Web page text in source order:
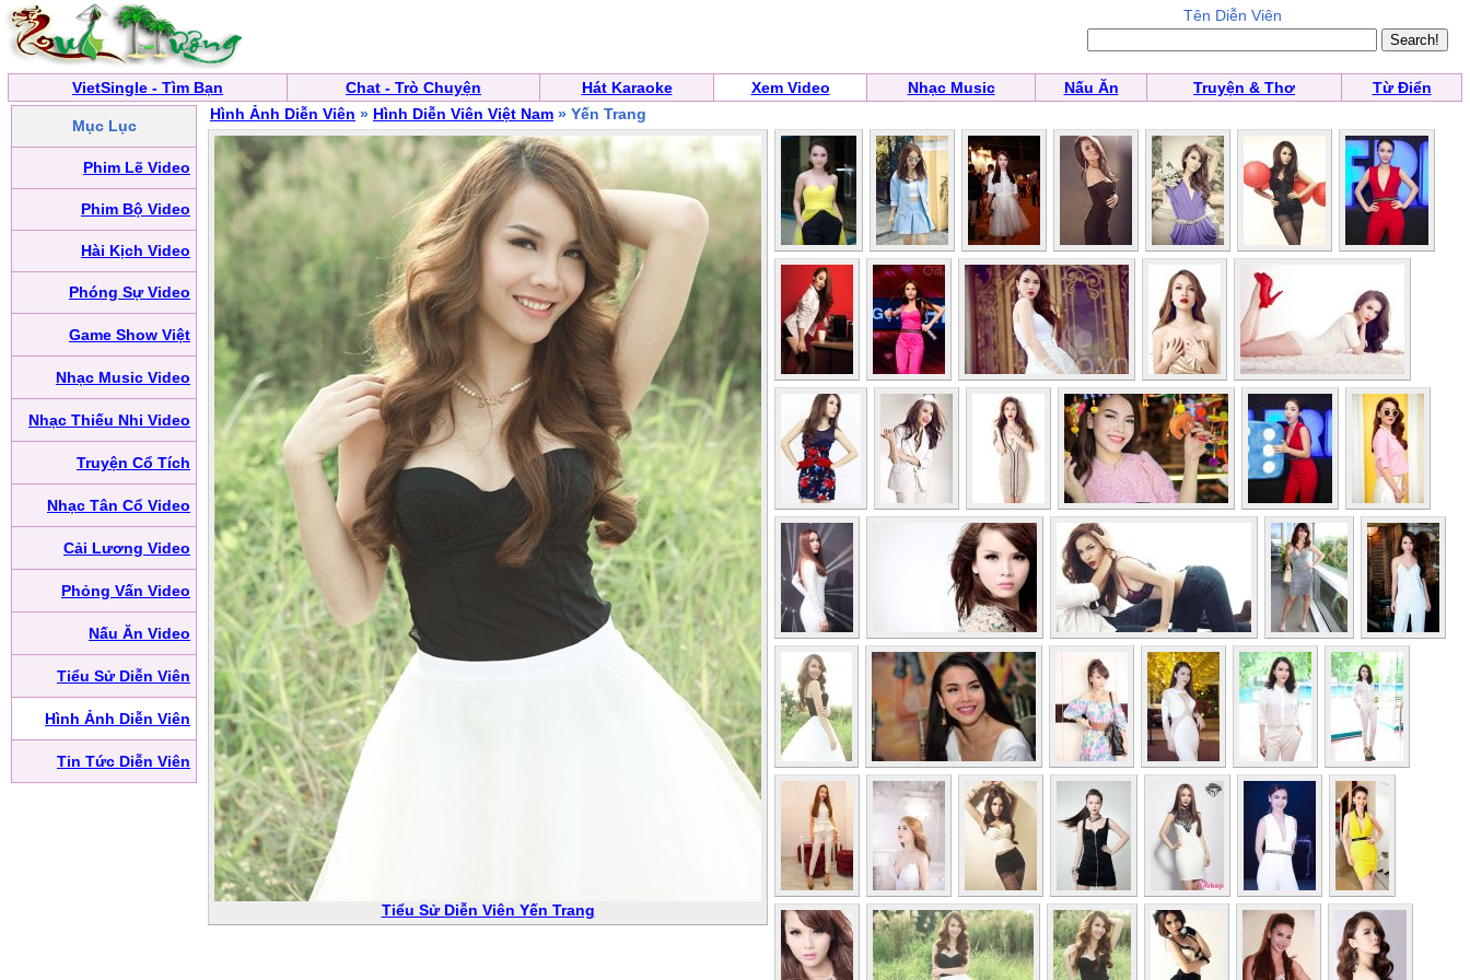
Tên Diễn Viên
VietSingle - Tìm Bạn Chat - Trò Chuyện Hát Karaoke Xem Video Nhạc Music Nấu Ăn Truyện & Thơ Từ Điển
Mục Lục
Phim Lẽ Video
Phim Bộ Video
Hài Kịch Video
Phóng Sự Video
Game Show Việt
Nhạc Music Video
Nhạc Thiếu Nhi Video
Truyện Cổ Tích
Nhạc Tân Cổ Video
Cải Lương Video
Phỏng Vấn Video
Nấu Ăn Video
Tiểu Sử Diễn Viên
Hình Ảnh Diễn Viên
Tin Tức Diễn Viên
Hình Ảnh Diễn Viên » Hình Diễn Viên Việt Nam » Yến Trang
Tiểu Sử Diễn Viên Yến Trang